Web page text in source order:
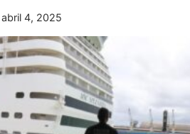
| abril 4, 2025